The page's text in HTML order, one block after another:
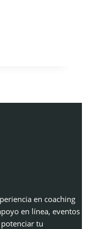
en coaching
en línea, eventos
tu